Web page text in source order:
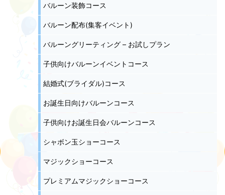
バルーン装飾コース
バルーン配布(集客イベント)
バルーングリーティング – お試しプラン
子供向けバルーンイベントコース
結婚式(ブライダル)コース
お誕生日向けバルーンコース
子供向けお誕生日会バルーンコース
シャボン玉ショーコース
マジックショーコース
プレミアムマジックショーコース